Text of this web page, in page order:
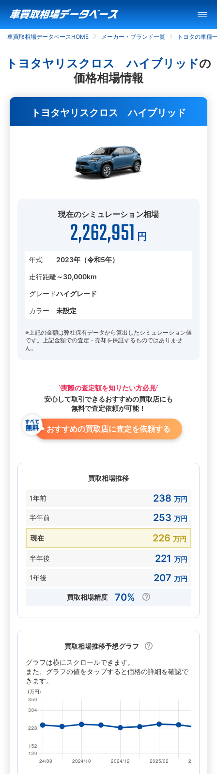
車買取相場データベースHOME メーカー・ブランド一覧 トヨタの車種
トヨタヤリスクロス ハイブリッドの
価格相場情報
トヨタヤリスクロス ハイブリッド
現在のシミュレーション相場
2,262,951 円
年式 2023年（令和5年）
走行距離～30,000km
グレードハイグレード
カラー 未設定
※上記の金額は弊社保有データから算出したシミュレーション値
です。上記金額での査定・売却を保証するものではありませ
ん。
実際の査定額を知りたい方必見
安心して取引できるおすすめの買取店にも
無料で査定依頼が可能！
おすすめの買取店に査定を依頼する
買取相場推移
1年前 238 万円
半年前 253 万円
現在 226 万円
半年後 221 万円
1年後 207 万円
買取相場精度 70%
買取相場推移予想グラフ
グラフは横にスクロールできます。
また、グラフの値をタップすると価格の詳細を確認で
きます。